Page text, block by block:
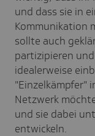
und dass sie in
Kommunikation
sollte auch
partizipieren
idealerweise
"Einzelkämpfer"
Netzwerk
und sie dabei
entwickeln.